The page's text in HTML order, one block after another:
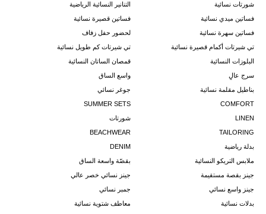
شورتات نسائية
التنانير النسائية الرياضية
فساتين ميدي نسائية
فساتين قصيرة نسائية
فساتين سهرة نسائية
لحضور حفل زفاف
تي شيرتات أكمام قصيرة نسائية
تي شيرتات كم طويل نسائية
البلوزات النسائية
قمصان الساتان النسائية
سرج عالٍ
واسع الساق
بناطيل مقلمة نسائية
جوغر نسائي
COMFORT
SUMMER SETS
LINEN
شورتات
TAILORING
BEACHWEAR
بدلة رياضية
DENIM
ملابس التريكو النسائية
بقصّة واسعة الساق
جينز بقصة مستقيمة
جينز نسائي خصر عالي
جينز واسع نسائي
جمبر نسائي
بدلات نسائية
معاطف شتوية نسائية